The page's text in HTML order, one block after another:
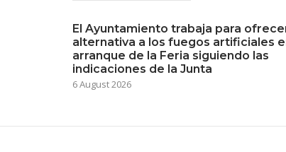
El Ayuntamiento trabaja para
alternativa a los fuegos artificiales
arranque de la Feria siguiendo las
indicaciones de la Junta
6 August 2026